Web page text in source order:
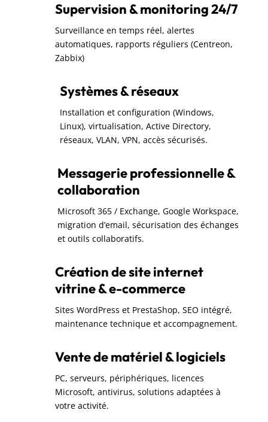
Supervision & monitoring 24/7
Surveillance en temps réel, alertes
automatiques, rapports réguliers (Centreon,
Zabbix)
Systèmes & réseaux
Installation et configuration (Windows,
Linux), virtualisation, Active Directory,
réseaux, VLAN, VPN, accès sécurisés.
Messagerie professionnelle &
collaboration
Microsoft 365 / Exchange, Google Workspace,
migration d’email, sécurisation des échanges
et outils collaboratifs.
Création de site internet
vitrine & e-commerce
Sites WordPress et PrestaShop, SEO intégré,
maintenance technique et accompagnement.
Vente de matériel & logiciels
PC, serveurs, périphériques, licences
Microsoft, antivirus, solutions adaptées à
votre activité.